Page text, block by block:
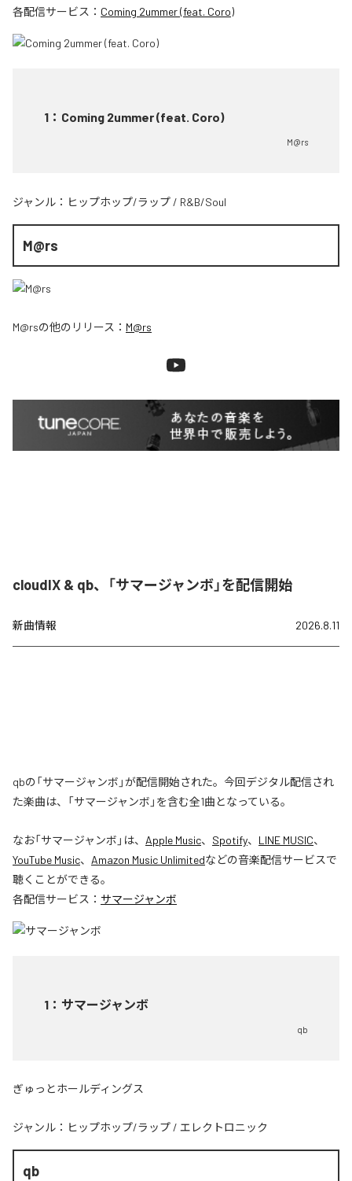
各配信サービス： Coming 2ummer (feat. Coro)
1 ： Coming 2ummer (feat. Coro)
M@rs
ジャンル： ヒップホップ/ラップ / R&B/Soul
M@rs
M@rsの他のリリース： M@rs
cloudIX & qb、「サマージャンボ」を配信開始
新曲情報 2026.8.11
qbの「サマージャンボ」が配信開始された。今回デジタル配信され
た楽曲は、「サマージャンボ」を含む全1曲となっている。
なお「サマージャンボ 」は、 Apple Music、 Spotify、 LINE MUSIC、
YouTube Music、 Amazon Music Unlimitedなどの音楽配信サービスで
聴くことができる。
各配信サービス： サマージャンボ
1 ： サマージャンボ
qb
ぎゅっとホールディングス
ジャンル： ヒップホップ/ラップ / エレクトロニック
qb